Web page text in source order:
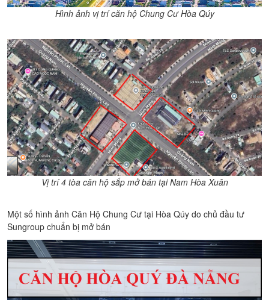
Hình ảnh vị trí căn hộ Chung Cư Hòa Qúy
Vị trí 4 tòa căn hộ sắp mở bán tại Nam Hòa Xuân
Một số hình ảnh Căn Hộ Chung Cư tại Hòa Qúy do chủ đầu tư
Sungroup chuẩn bị mở bán